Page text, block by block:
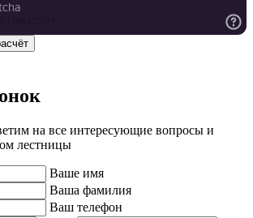
на все интересующие вопросы и
лестницы
Ваше имя
Ваша фамилия
Ваш телефон